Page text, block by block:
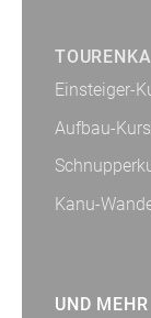
Einsteiger-
Aufbau-
Kanu-
UND MEHR